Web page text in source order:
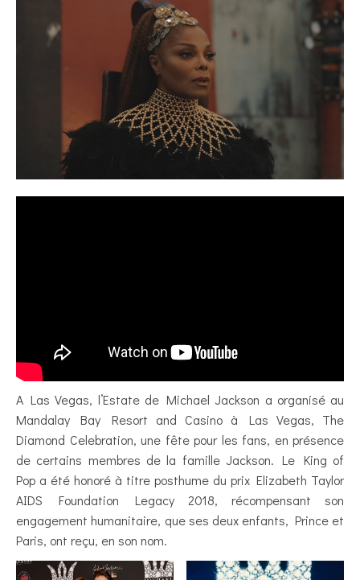
A Las Vegas, l’Estate de Michael Jackson a organisé au
Mandalay Bay Resort and Casino à Las Vegas, The
Diamond Celebration, une fête pour les fans, en présence
de certains membres de la famille Jackson. Le King of
Pop a été honoré à titre posthume du prix Elizabeth Taylor
AIDS Foundation Legacy 2018, récompensant son
engagement humanitaire, que ses deux enfants, Prince et
Paris, ont reçu, en son nom.